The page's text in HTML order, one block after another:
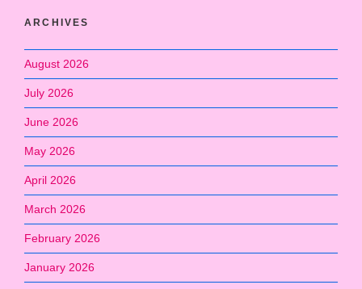
ARCHIVES
August 2026
July 2026
June 2026
May 2026
April 2026
March 2026
February 2026
January 2026